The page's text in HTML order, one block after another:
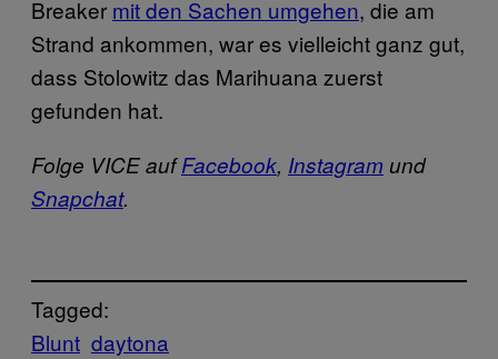
Breaker mit den Sachen umgehen, die am
Strand ankommen, war es vielleicht ganz gut,
dass Stolowitz das Marihuana zuerst
gefunden hat.
Folge VICE aufFacebook, Instagramund
Snapchat.
Tagged:
Blunt daytona